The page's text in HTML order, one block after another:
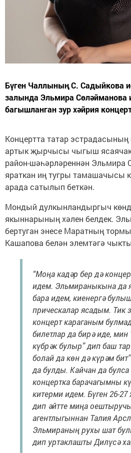
Бүген Чаллының С. Садыйкова
залында Эльмира Сөләйманова
багышланган зур хәйрия
Концертта татар эстрадасының
артык җырчысы чыгыш
район-шәһәрләреннән Эльмира
яраткан иң тугры тамашачысы
арада сатылып беткән.
Мондый дулкынландыргыч
якыннарының хәлен белдек.
бертуган энесе Маратның
Кашапова белән элемтәгә
“Моңа кадәр бер дә
идем. Эльмираныкына да
бара идем, киенергә
прическалар ясадым. Тик
концерт караганым
билетлар да бирә иде,
күбрәк булыр” дип баш
болай да көн дә күрәм
да булды. Кайчан да булса
концертка барачагымны
китерми идем. Бүген 26-
дип әйтте миңа
агентлыгыннан Талия
Эльмираның рухы шат
дип уртаклашты Дилүсә